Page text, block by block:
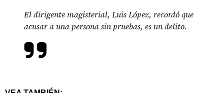
El dirigente magisterial, Luis López, recordó que
acusar a una persona sin pruebas, es un delito.